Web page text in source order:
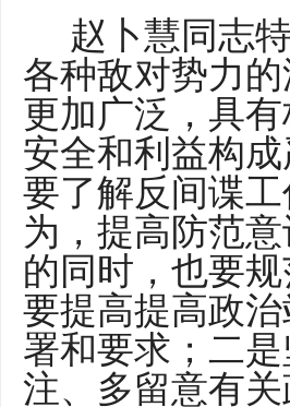
赵卜慧同志
各种敌对势力
更加广泛，具
安全和利益构
要了解反间谍
为，提高防范
的同时，也要
要提高提高政
署和要求；二
注、多留意有